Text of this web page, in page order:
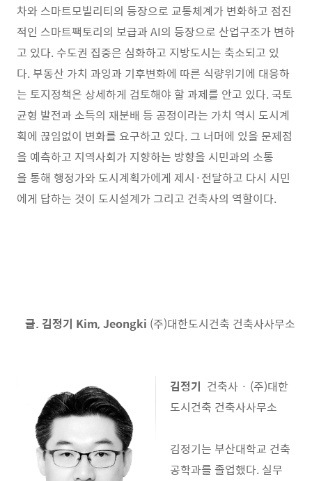
차와 스마트모빌리티의 등장으로 교통체계가 변화하고 점진
적인 스마트팩토리의 보급과 AI의 등장으로 산업구조가 변하
고 있다. 수도권 집중은 심화하고 지방도시는 축소되고 있
다. 부동산 가치 과잉과 기후변화에 따른 식량위기에 대응하
는 토지정책은 상세하게 검토해야 할 과제를 안고 있다. 국토
균형 발전과 소득의 재분배 등 공정이라는 가치 역시 도시계
획에 끊임없이 변화를 요구하고 있다. 그 너머에 있을 문제점
을 예측하고 지역사회가 지향하는 방향을 시민과의 소통
을 통해 행정가와 도시계획가에게 제시·전달하고 다시 시민
에게 답하는 것이 도시설계가 그리고 건축사의 역할이다.
글. 김정기 Kim, Jeongki (주)대한도시건축 건축사사무소
김정기 건축사 · (주)대한
도시건축 건축사사무소
김정기는 부산대학교 건축
공학과를 졸업했다. 실무